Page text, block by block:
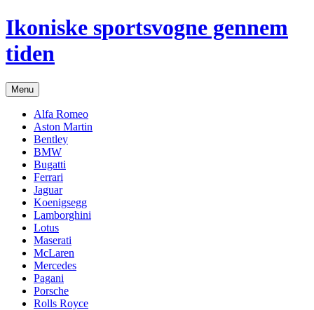
Hop
til
indhold
Ikoniske sportsvogne gennem
tiden
Menu
Alfa Romeo
Aston Martin
Bentley
BMW
Bugatti
Ferrari
Jaguar
Koenigsegg
Lamborghini
Lotus
Maserati
McLaren
Mercedes
Pagani
Porsche
Rolls Royce